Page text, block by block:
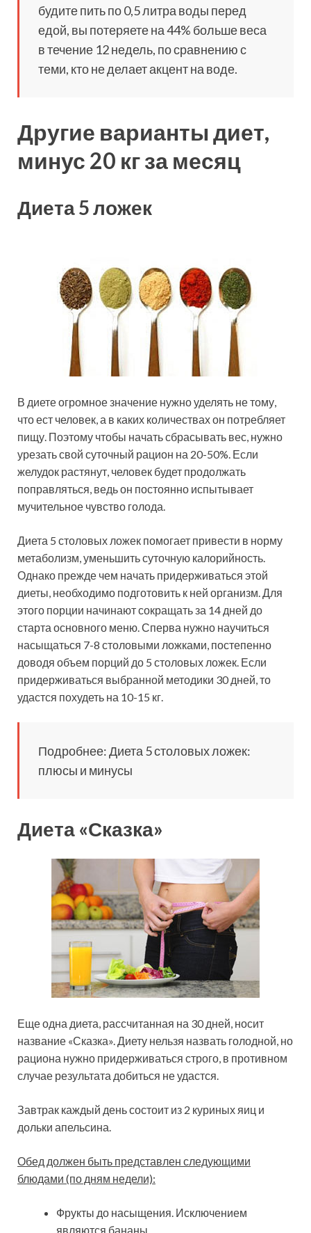
будите пить по 0,5 литра воды перед
едой, вы потеряете на 44% больше веса
в течение 12 недель, по сравнению с
теми, кто не делает акцент на воде.
Другие варианты диет,
минус 20 кг за месяц
Диета 5 ложек
В диете огромное значение нужно уделять не тому,
что ест человек, а в каких количествах он потребляет
пищу. Поэтому чтобы начать сбрасывать вес, нужно
урезать свой суточный рацион на 20-50%. Если
желудок растянут, человек будет продолжать
поправляться, ведь он постоянно испытывает
мучительное чувство голода.
Диета 5 столовых ложек помогает привести в норму
метаболизм, уменьшить суточную калорийность.
Однако прежде чем начать придерживаться этой
диеты, необходимо подготовить к ней организм. Для
этого порции начинают сокращать за 14 дней до
старта основного меню. Сперва нужно научиться
насыщаться 7-8 столовыми ложками, постепенно
доводя объем порций до 5 столовых ложек. Если
придерживаться выбранной методики 30 дней, то
удастся похудеть на 10-15 кг.
Подробнее: Диета 5 столовых ложек:
плюсы и минусы
Диета «Сказка»
Еще одна диета, рассчитанная на 30 дней, носит
название «Сказка». Диету нельзя назвать голодной, но
рациона нужно придерживаться строго, в противном
случае результата добиться не удастся.
Завтрак каждый день состоит из 2 куриных яиц и
дольки апельсина.
Обед должен быть представлен следующими
блюдами (по дням недели):
Фрукты до насыщения. Исключением
являются бананы.